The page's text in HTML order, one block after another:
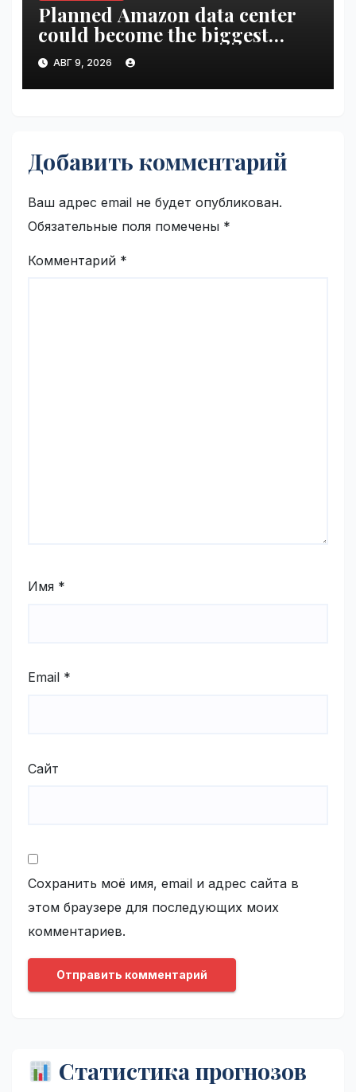
Planned Amazon data center
could become the biggest
climate polluter in the U.S. |
VseTime.ru
АВГ 9, 2026
Добавить комментарий
Ваш адрес email не будет опубликован.
Обязательные поля помечены *
Комментарий *
Имя *
Email *
Сайт
Сохранить моё имя, email и адрес сайта в
этом браузере для последующих моих
комментариев.
Статистика прогнозов